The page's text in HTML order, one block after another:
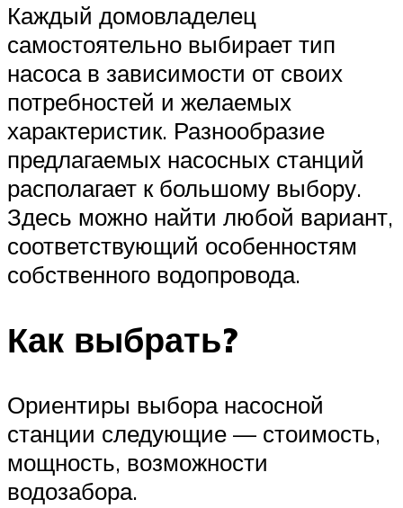
Каждый домовладелец
самостоятельно выбирает тип
насоса в зависимости от своих
потребностей и желаемых
характеристик. Разнообразие
предлагаемых насосных станций
располагает к большому выбору.
Здесь можно найти любой вариант,
соответствующий особенностям
собственного водопровода.
Как выбрать?
Ориентиры выбора насосной
станции следующие — стоимость,
мощность, возможности
водозабора.